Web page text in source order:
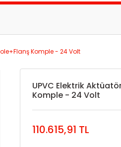
Komple - 24 Volt
UPVC Elektrik
Komple - 24 Volt
110.615,91 TL